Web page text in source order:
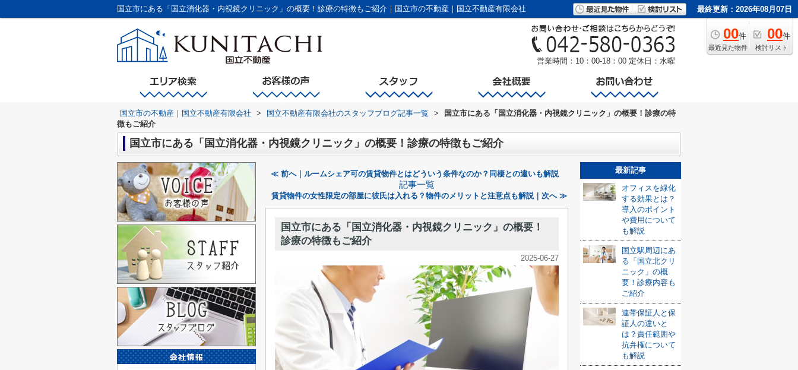
国立市にある「国立消化器・内視鏡クリニック」の概要！診療の特徴もご紹介｜国立市の不動産｜国立不動産有限会社 最終更新：2026年08月07日
00件
最近見た物件
00件
検討リスト
営業時間：10：00-18：00 定休日：水曜
国立市の不動産｜国立不動産有限会社 > 国立不動産有限会社のスタッフブログ記事一覧 >
国立市にある「国立消化器・内視鏡クリニック」の概要！診療の特
徴もご紹介
国立市にある「国立消化器・内視鏡クリニック」の概要！診療の特徴もご紹介
≪ 前へ｜ルームシェア可の賃貸物件とはどういう条件なのか？同棲との違いも解説
記事一覧
賃貸物件の女性限定の部屋に彼氏は入れる？物件のメリットと注意点も解説｜次へ ≫
国立市にある「国立消化器・内視鏡クリニック」の概要！
診療の特徴もご紹介
2025-06-27
最新記事
オフィスを緑化
する効果とは？
導入のポイント
や費用について
も解説
国立駅周辺にあ
る「国立北クリ
ニック」の概
要！診療内容も
ご紹介
連帯保証人と保
証人の違いと
は？責任範囲や
抗弁権について
も解説